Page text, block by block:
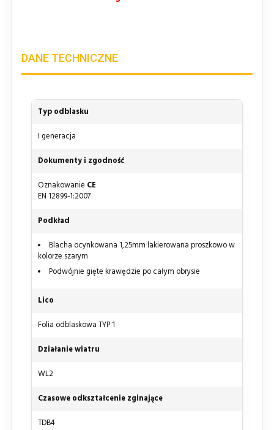
DANE TECHNICZNE
Typ odblasku
I generacja
Dokumenty i zgodność
Oznakowanie CE
EN 12899-1:2007
Podkład
Blacha ocynkowana 1,25mm lakierowana proszkowo w
kolorze szarym
Podwójnie gięte krawędzie po całym obrysie
Lico
Folia odblaskowa TYP 1
Działanie wiatru
WL2
Czasowe odkształcenie zginające
TDB4